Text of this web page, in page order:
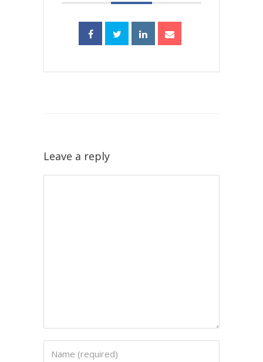
Leave a reply